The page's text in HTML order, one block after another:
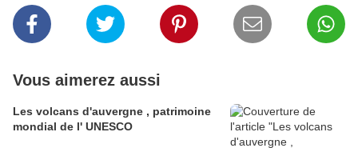
Vous aimerez aussi
Les volcans d'auvergne , patrimoine
mondial de l' UNESCO